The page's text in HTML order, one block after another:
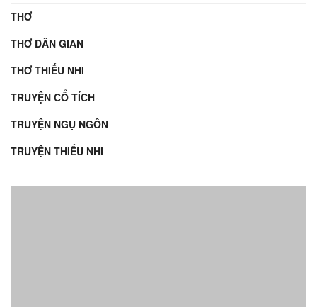
THƠ
THƠ DÂN GIAN
THƠ THIẾU NHI
TRUYỆN CỔ TÍCH
TRUYỆN NGỤ NGÔN
TRUYỆN THIẾU NHI